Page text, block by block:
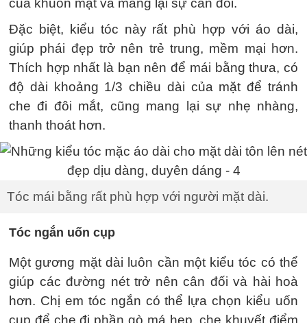
của khuôn mặt và mang lại sự cân đối.
Đặc biệt, kiểu tóc này rất phù hợp với áo dài,
giúp phái đẹp trở nên trẻ trung, mềm mại hơn.
Thích hợp nhất là bạn nên để mái bằng thưa, có
độ dài khoảng 1/3 chiều dài của mặt để tránh
che đi đôi mắt, cũng mang lại sự nhẹ nhàng,
thanh thoát hơn.
Tóc mái bằng rất phù hợp với người mặt dài.
Tóc ngắn uốn cụp
Một gương mặt dài luôn cần một kiểu tóc có thể
giúp các đường nét trở nên cân đối và hài hoà
hơn. Chị em tóc ngắn có thể lựa chọn kiểu uốn
cụp để che đi phần gò má hẹp, che khuyết điểm